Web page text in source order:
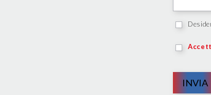
INVIA